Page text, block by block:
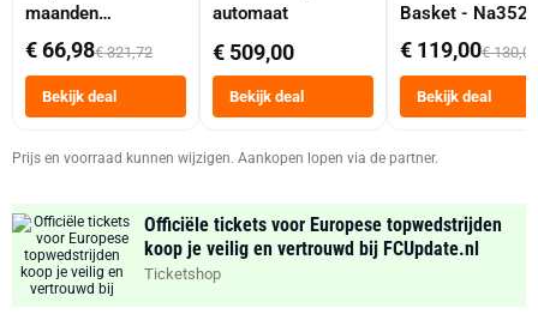
maanden
abonnement
€ 66,98€ 321,72
Bekijk deal
automaat
€ 509,00
Bekijk deal
Basket -
Dubbele Mand 9
Tot 6 Personen
Heteluchtfriteuse
Zwart
€ 119,00€ 130,00
Bekijk deal
Prijs en voorraad kunnen wijzigen. Aankopen lopen via de partner.
Officiële tickets voor Europese topwedstrijden
koop je veilig en vertrouwd bij FCUpdate.nl
Ticketshop